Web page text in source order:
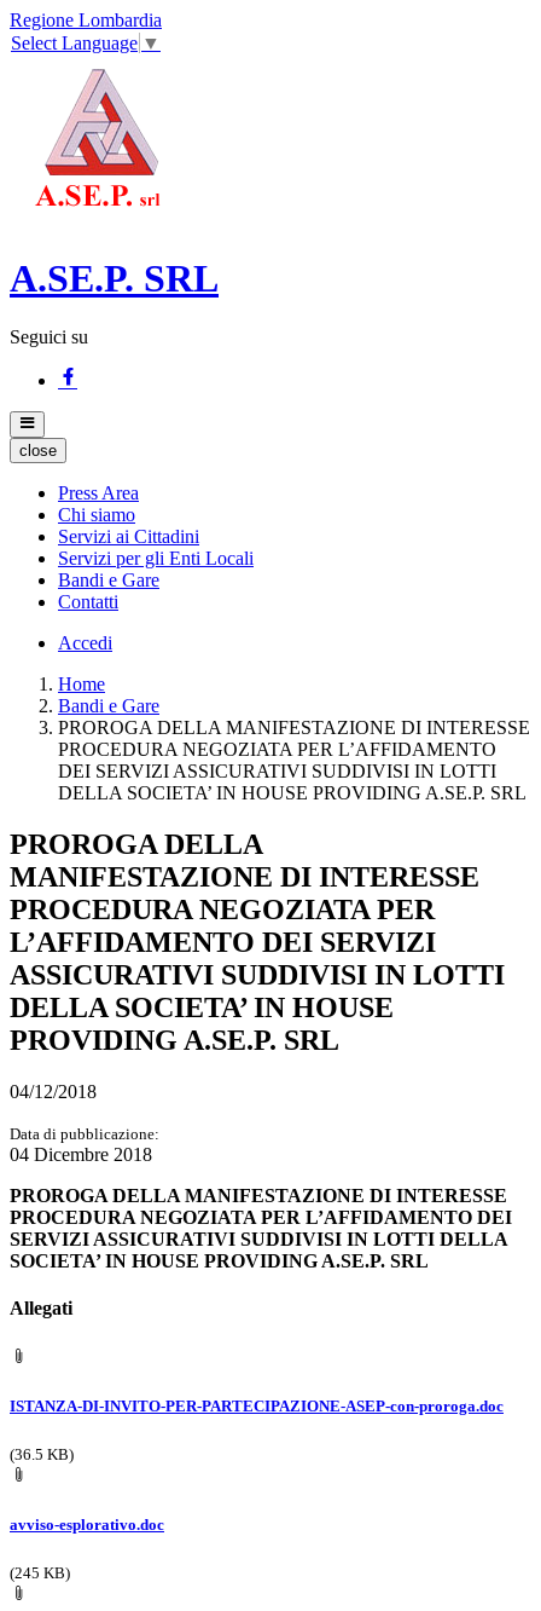
Regione Lombardia
Select Language ▼
A.SE.P. SRL
Seguici su
close
Press Area
Chi siamo
Servizi ai Cittadini
Servizi per gli Enti Locali
Bandi e Gare
Contatti
Accedi
Home
Bandi e Gare
PROROGA DELLA MANIFESTAZIONE DI INTERESSE
PROCEDURA NEGOZIATA PER L’AFFIDAMENTO
DEI SERVIZI ASSICURATIVI SUDDIVISI IN LOTTI
DELLA SOCIETA’ IN HOUSE PROVIDING A.SE.P. SRL
PROROGA DELLA
MANIFESTAZIONE DI INTERESSE
PROCEDURA NEGOZIATA PER
L’AFFIDAMENTO DEI SERVIZI
ASSICURATIVI SUDDIVISI IN LOTTI
DELLA SOCIETA’ IN HOUSE
PROVIDING A.SE.P. SRL
04/12/2018
Data di pubblicazione:
04 Dicembre 2018
PROROGA DELLA MANIFESTAZIONE DI INTERESSE
PROCEDURA NEGOZIATA PER L’AFFIDAMENTO DEI
SERVIZI ASSICURATIVI SUDDIVISI IN LOTTI DELLA
SOCIETA’ IN HOUSE PROVIDING A.SE.P. SRL
Allegati
ISTANZA-DI-INVITO-PER-PARTECIPAZIONE-ASEP-con-proroga.doc
(36.5 KB)
avviso-esplorativo.doc
(245 KB)